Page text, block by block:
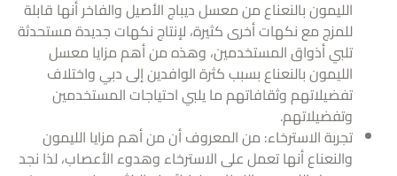
الليمون بالنعناع من معسل ديباج الأصيل والفاخر أنها قابلة
للمزج مع نكهات أخرى كثيرة، لإنتاج نكهات جديدة مستحدثة
تلبي أذواق المستخدمين، وهذه من أهم مزايا معسل
الليمون بالنعناع بسبب كثرة الوافدين إلى دبي واختلاف
تفضيلاتهم وثقافاتهم ما يلبي احتياجات المستخدمين
وتفضيلاتهم.
تجربة الاسترخاء: من المعروف أن من أهم مزايا الليمون
والنعناع أنها تعمل على الاسترخاء وهدوء الأعصاب، لذا نجد